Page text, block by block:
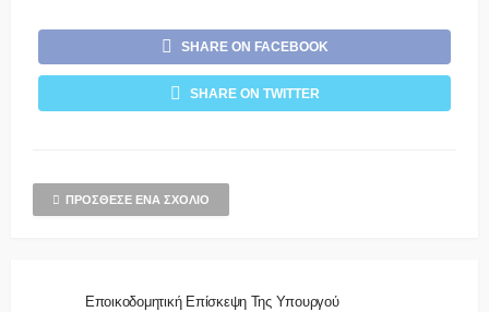
SHARE ON FACEBOOK
SHARE ON TWITTER
ΠΡΌΣΘΕΣΕ ΈΝΑ ΣΧΌΛΙΟ
Εποικοδομητική Επίσκεψη Της Υπουργού